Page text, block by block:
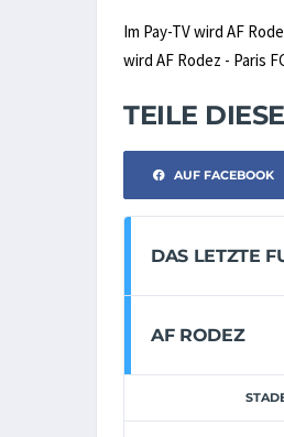
Im Pay-TV wird AF
wird AF Rodez - Paris
TEILE
AUF FACEBOOK
DAS LETZTE
AF RODEZ